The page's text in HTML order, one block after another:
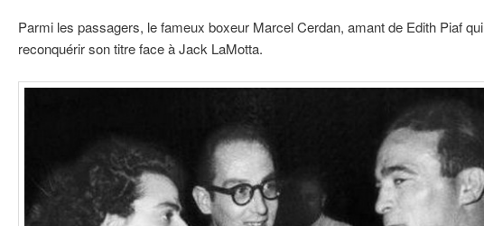
Parmi les passagers, le fameux boxeur Marcel Cerdan, amant de Edith Piaf
reconquérir son titre face à Jack LaMotta.